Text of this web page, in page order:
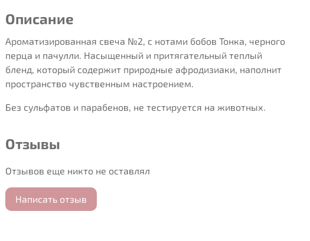
Описание
Ароматизированная свеча №2, с нотами бобов Тонка, черного
перца и пачулли. Насыщенный и притягательный теплый
бленд, который содержит природные афродизиаки, наполнит
пространство чувственным настроением.
Без сульфатов и парабенов, не тестируется на животных.
Отзывы
Отзывов еще никто не оставлял
Написать отзыв